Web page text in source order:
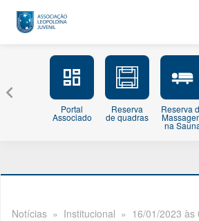
Portal
Associado
Reserva
de quadras
Reserva
na
Notícias » Institucional » 16/01/2023 às